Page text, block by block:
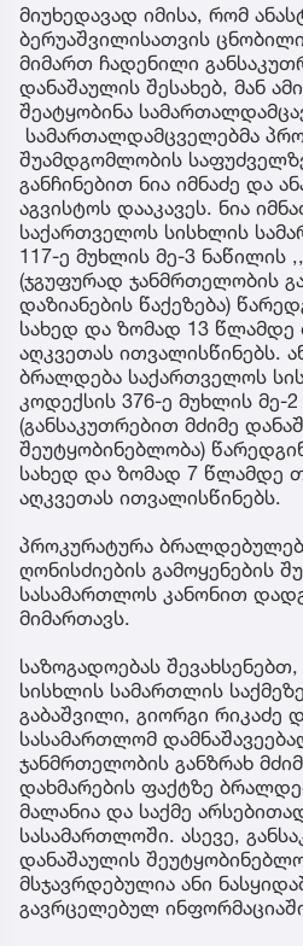
მიუხედავად იმისა, რომ
ბერუაშვილისათვის
მიმართ ჩადენილი
დანაშაულის შესახებ, მან
შეატყობინა
სამართალდამცველებმა
შუამდგომლობის
განჩინებით ნია იმნაძე და
აგვისტოს დააკავეს. ნია
საქართველოს სისხლის
117-ე მუხლის მე-3 ნაწილის
(ჯგუფურად ჯანმრთელობის
დაზიანების წაქეზება)
სახედ და ზომად 13 წლამდე
აღკვეთას ითვალისწინებს.
ბრალდება საქართველოს
კოდექსის 376-ე მუხლის მე-
(განსაკუთრებით მძიმე
შეუტყობინებლობა)
სახედ და ზომად 7 წლამდე
აღკვეთას ითვალისწინებს.
პროკურატურა
ღონისძიების გამოყენების
სასამართლოს კანონით
მიმართავს.
საზოგადოებას
სისხლის სამართლის
გაბაშვილი, გიორგი რიკაძე
სასამართლომ
ჯანმრთელობის განზრახ
დახმარების ფაქტზე
მალანია და საქმე
სასამართლოში. ასევე,
დანაშაულის
მსჯავრდებულია ანი
გავრცელებულ